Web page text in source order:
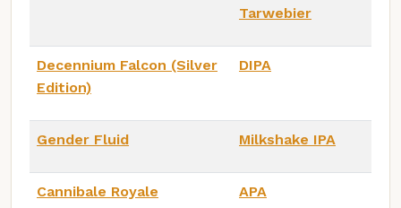
Tarwebier
Decennium Falcon (Silver
Edition)
DIPA
Gender Fluid Milkshake IPA
Cannibale Royale APA